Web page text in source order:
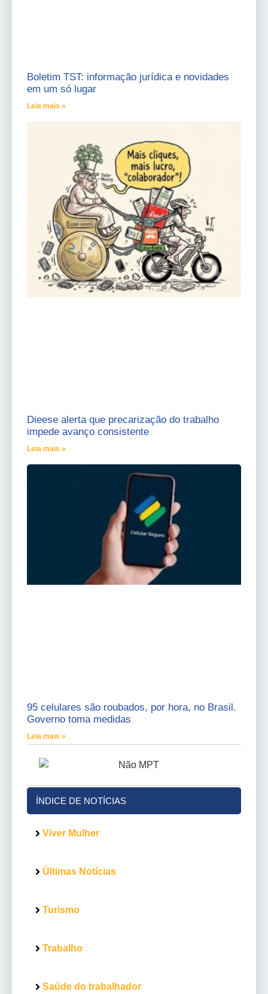
Boletim TST: informação jurídica e novidades
em um só lugar
Leia mais »
Dieese alerta que precarização do trabalho
impede avanço consistente
Leia mais »
95 celulares são roubados, por hora, no Brasil.
Governo toma medidas
Leia mais »
ÍNDICE DE NOTÍCIAS
Viver Mulher
Últimas Notícias
Turismo
Trabalho
Saúde do trabalhador